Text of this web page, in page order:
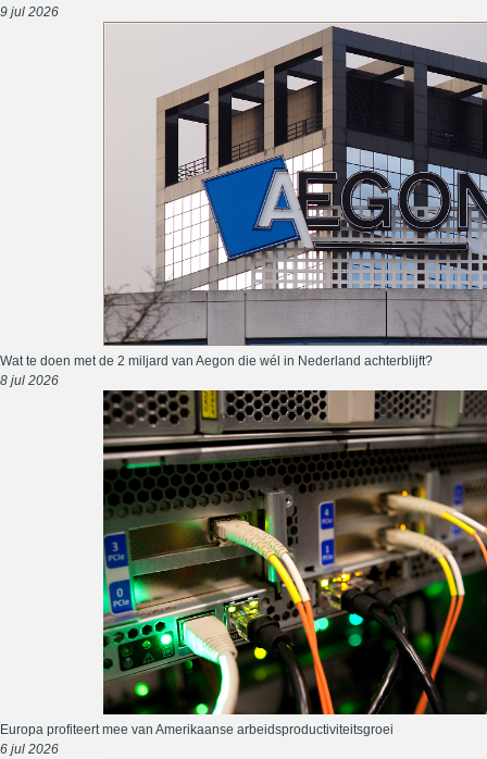
9 jul 2026
Wat te doen met de 2 miljard van Aegon die wél in Nederland achterblijft?
8 jul 2026
Europa profiteert mee van Amerikaanse arbeidsproductiviteitsgroei
6 jul 2026